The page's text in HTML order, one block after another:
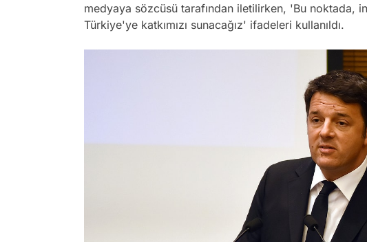
medyaya sözcüsü tarafından iletilirken, 'Bu noktada,
Türkiye'ye katkımızı sunacağız' ifadeleri kullanıldı.